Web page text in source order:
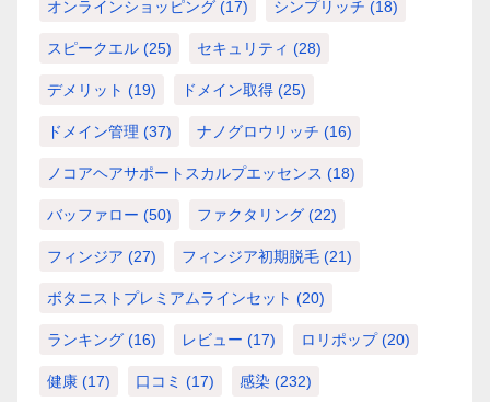
オンラインショッピング (17) シンプリッチ (18)
スピークエル (25) セキュリティ (28)
デメリット (19) ドメイン取得 (25)
ドメイン管理 (37) ナノグロウリッチ (16)
ノコアヘアサポートスカルプエッセンス (18)
バッファロー (50) ファクタリング (22)
フィンジア (27) フィンジア初期脱毛 (21)
ボタニストプレミアムラインセット (20)
ランキング (16) レビュー (17) ロリポップ(20)
健康 (17) 口コミ (17) 感染 (232)